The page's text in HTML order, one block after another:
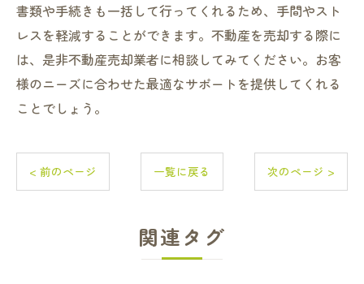
書類や手続きも一括して行ってくれるため、手間やスト
レスを軽減することができます。不動産を売却する際に
は、是非不動産売却業者に相談してみてください。お客
様のニーズに合わせた最適なサポートを提供してくれる
ことでしょう。
< 前のページ 一覧に戻る 次のページ >
関連タグ